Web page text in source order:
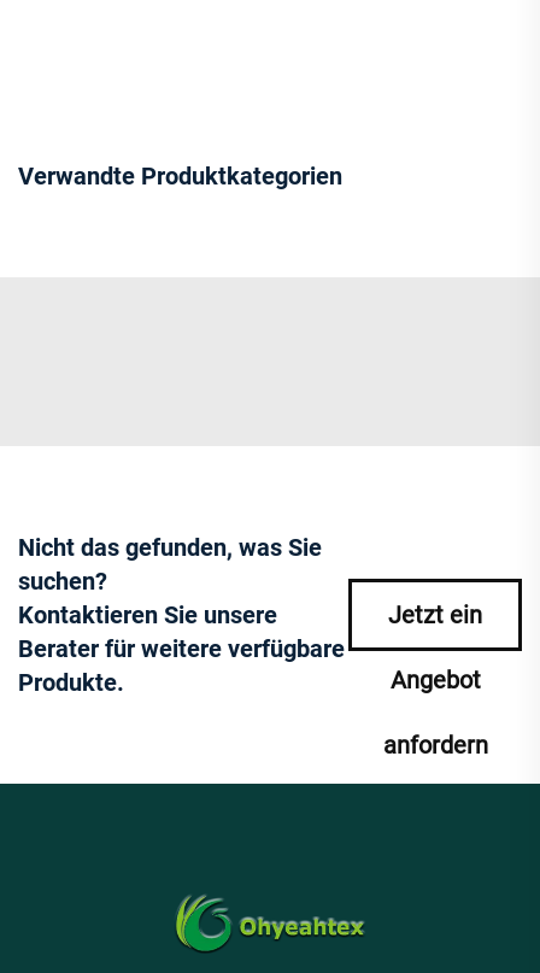
Verwandte Produktkategorien
Nicht das gefunden, was Sie
suchen?
Kontaktieren Sie unsere
Berater für weitere verfügbare
Produkte.
Jetzt ein
Angebot
anfordern